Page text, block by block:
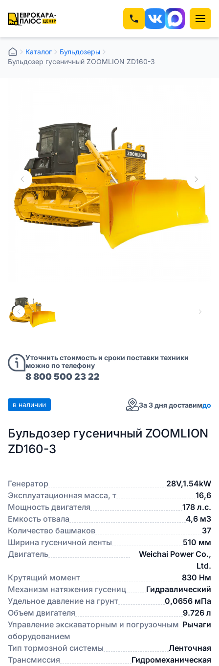
Каталог
⁠⁠Бульдозеры
Бульдозер гусеничный ZOOMLION ZD160-3
Уточнить стоимость и сроки поставки техники
можно по телефону
8 800 500 23 22
в наличии За 3 дня доставимдо
Бульдозер гусеничный ZOOMLION
ZD160-3
Генератор
28V,1.54kW
Эксплуатационная масса, т
16,6
Мощность двигателя
178 л.с.
Емкость отвала
4,6 м3
Количество башмаков
37
Ширина гусеничной ленты
510 мм
Двигатель
Weichai Power Co.,
Ltd.
Крутящий момент
830 Нм
Механизм натяжения гусениц
Гидравлический
Удельное давление на грунт
0,0656 мПа
Объем двигателя
9.726 л
Управление экскаваторным и погрузочным
оборудованием
Рычаги
Тип тормозной системы
Ленточная
Трансмиссия
Гидромеханическая